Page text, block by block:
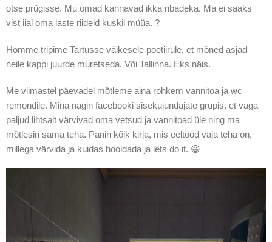
otse prügisse. Mu omad kannavad ikka ribadeka. Ma ei saaks
vist iial oma laste riideid kuskil müüa. ?
Homme tripime Tartusse väikesele poetiirule, et mõned asjad
neile kappi juurde muretseda. Või Tallinna. Eks näis.
Me viimastel päevadel mõtleme aina rohkem vannitoa ja wc
remondile. Mina nägin facebooki sisekujundajate grupis, et väga
paljud lihtsalt värvivad oma vetsud ja vannitoad üle ning ma
mõtlesin sama teha. Panin kõik kirja, mis eeltööd vaja teha on,
millega värvida ja kuidas hooldada ja lets do it. 😀